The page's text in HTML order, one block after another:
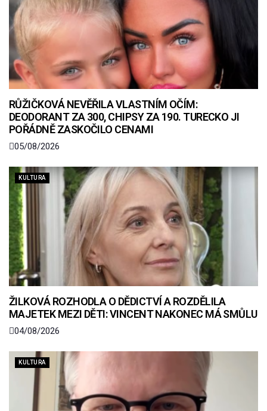
RŮŽIČKOVÁ NEVĚŘILA VLASTNÍM OČÍM:
DEODORANT ZA 300, CHIPSY ZA 190. TURECKO JI
POŘÁDNĚ ZASKOČILO CENAMI
05/08/2026
KULTURA
ŽILKOVÁ ROZHODLA O DĚDICTVÍ A ROZDĚLILA
MAJETEK MEZI DĚTI: VINCENT NAKONEC MÁ SMŮLU
04/08/2026
KULTURA